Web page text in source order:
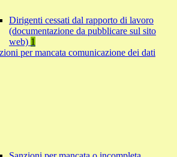
Dirigenti cessati dal rapporto di lavoro
(documentazione da pubblicare sul sito
web) 1
per mancata comunicazione dei dati